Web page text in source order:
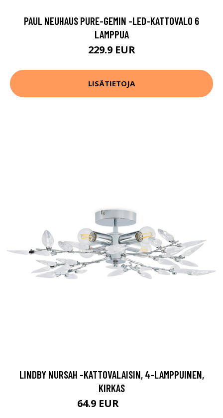
PAUL NEUHAUS PURE-GEMIN -LED-KATTOVALO 6
LAMPPUA
229.9 EUR
LISÄTIETOJA
LINDBY NURSAH -KATTOVALAISIN, 4-LAMPPUINEN,
KIRKAS
64.9 EUR